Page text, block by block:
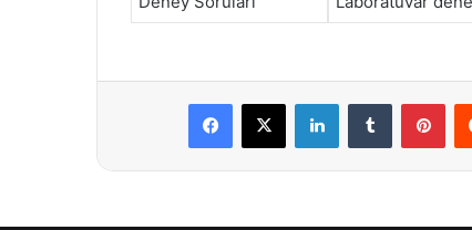
Facebook
X LinkedInTumblr